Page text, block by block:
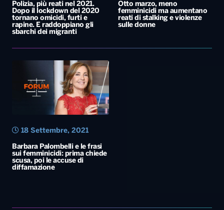
Polizia, più reati nel 2021.
Dopo il lockdown del 2020
tornano omicidi, furti e
rapine. E raddoppiano gli
sbarchi dei migranti
Otto marzo, meno
femminicidi ma aumentano
reati di stalking e violenze
sulle donne
Barbara Palombelli e le frasi
sui femminicidi: prima chiede
scusa, poi le accuse di
diffamazione
18 Settembre, 2021